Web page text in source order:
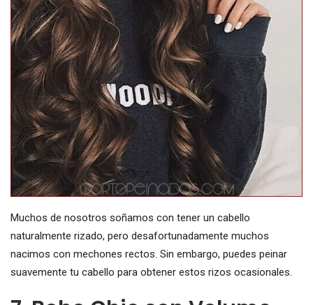
Muchos de nosotros soñamos con tener un cabello
naturalmente rizado, pero desafortunadamente muchos
nacimos con mechones rectos. Sin embargo, puedes peinar
suavemente tu cabello para obtener estos rizos ocasionales.